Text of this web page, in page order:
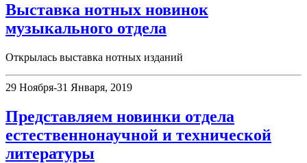
Выставка нотных новинок
музыкального отдела
Открылась выставка нотных изданий
29 Ноября-31 Января, 2019
Представляем новинки отдела
естественнонаучной и технической
литературы